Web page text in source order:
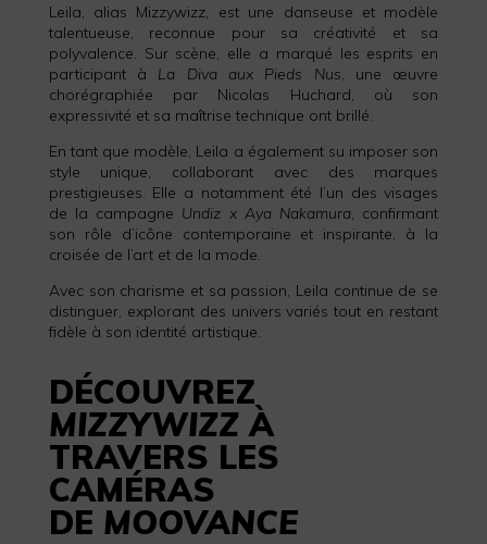
Leila, alias Mizzywizz, est une danseuse et modèle
talentueuse, reconnue pour sa créativité et sa
polyvalence. Sur scène, elle a marqué les esprits en
participant à La Diva aux Pieds Nus, une œuvre
chorégraphiée par Nicolas Huchard, où son
expressivité et sa maîtrise technique ont brillé.
En tant que modèle, Leila a également su imposer son
style unique, collaborant avec des marques
prestigieuses. Elle a notamment été l’un des visages
de la campagne Undiz x Aya Nakamura, confirmant
son rôle d’icône contemporaine et inspirante, à la
croisée de l’art et de la mode.
Avec son charisme et sa passion, Leila continue de se
distinguer, explorant des univers variés tout en restant
fidèle à son identité artistique.
DÉCOUVREZ
MIZZYWIZZÀ
TRAVERS LES
CAMÉRAS
DE MOOVANCE